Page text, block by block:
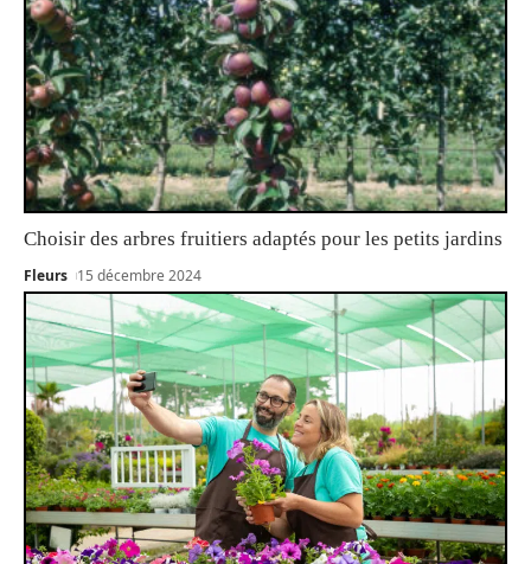
Choisir des arbres fruitiers adaptés pour les petits jardins
Fleurs 15 décembre 2024